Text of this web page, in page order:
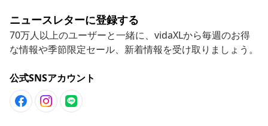
ニュースレターに登録する
70万人以上のユーザーと一緒に、vidaXLから毎週のお得
な情報や季節限定セール、新着情報を受け取りましょう。
公式SNSアカウント